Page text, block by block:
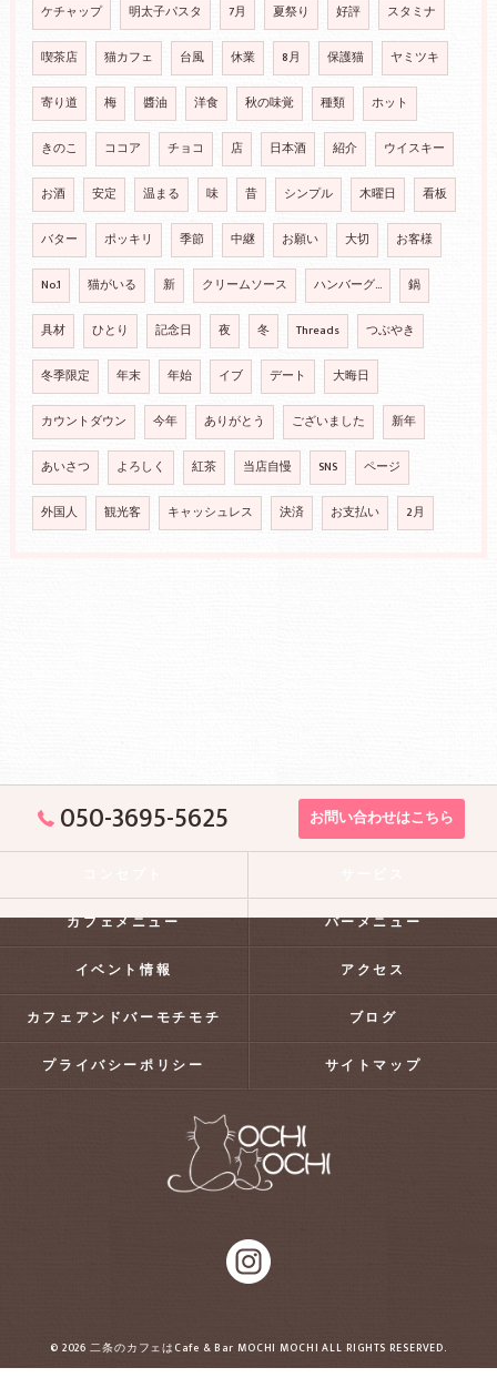
ケチャップ 明太子パスタ 7月 夏祭り 好評 スタミナ
喫茶店 猫カフェ 台風 休業 8月 保護猫 ヤミツキ
寄り道 梅 醬油 洋食 秋の味覚 種類 ホット
きのこ ココア チョコ 店 日本酒 紹介 ウイスキー
お酒 安定 温まる 味 昔 シンプル 木曜日 看板
バター ポッキリ 季節 中継 お願い 大切 お客様
No.1 猫がいる 新 クリームソース ハンバーグ… 鍋
具材 ひとり 記念日 夜 冬 Threads つぶやき
冬季限定 年末 年始 イブ デート 大晦日
カウントダウン 今年 ありがとう ございました 新年
あいさつ よろしく 紅茶 当店自慢 SNS ページ
外国人 観光客 キャッシュレス 決済 お支払い 2月
050-3695-5625 お問い合わせはこちら
カフェメニュー バーメニュー
イベント情報 アクセス
カフェアンドバーモチモチ ブログ
プライバシーポリシー サイトマップ
© 2026 二条のカフェはCafe & Bar MOCHI MOCHI ALL RIGHTS RESERVED.